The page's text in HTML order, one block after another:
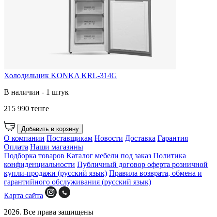
Холодильник KONKA KRL-314G
В наличии - 1 штук
215 990 тенге
Добавить в корзину
О компании Поставщикам Новости Доставка Гарантия
Оплата Наши магазины
Подборка товаров Каталог мебели под заказ Политика
конфиденциальности Публичный договор оферта розничной
купли-продажи (русский язык) Правила возврата, обмена и
гарантийного обслуживания (русский язык)
Карта сайта
2026. Все права защищены